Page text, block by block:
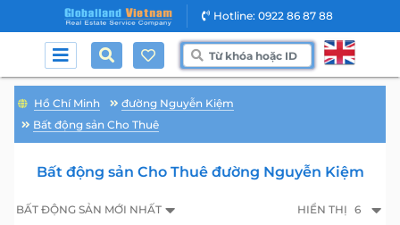
Hotline: 0922 86 87 88
Hồ Chí Minh
đường Nguyễn Kiệm
Bất động sản Cho Thuê
Bất động sản Cho Thuê đường Nguyễn Kiệm
BẤT ĐỘNG SẢN MỚI NHẤT HIỂN THỊ 6